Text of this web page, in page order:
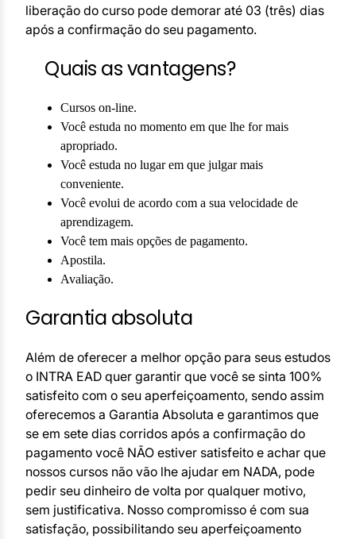
liberação do curso pode demorar até 03 (três) dias
após a confirmação do seu pagamento.
Quais as vantagens?
Cursos on-line.
Você estuda no momento em que lhe for mais
apropriado.
Você estuda no lugar em que julgar mais
conveniente.
Você evolui de acordo com a sua velocidade de
aprendizagem.
Você tem mais opções de pagamento.
Apostila.
Avaliação.
Garantia absoluta
Além de oferecer a melhor opção para seus estudos
o INTRA EAD quer garantir que você se sinta 100%
satisfeito com o seu aperfeiçoamento, sendo assim
oferecemos a Garantia Absoluta e garantimos que
se em sete dias corridos após a confirmação do
pagamento você NÃO estiver satisfeito e achar que
nossos cursos não vão lhe ajudar em NADA, pode
pedir seu dinheiro de volta por qualquer motivo,
sem justificativa. Nosso compromisso é com sua
satisfação, possibilitando seu aperfeiçoamento